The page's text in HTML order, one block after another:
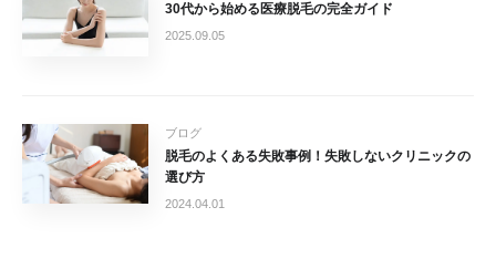
30代から始める医療脱毛の完全ガイド
2025.09.05
ブログ
脱毛のよくある失敗事例！失敗しないクリニックの
選び方
2024.04.01